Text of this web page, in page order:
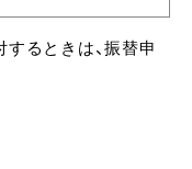
るときは、振替申